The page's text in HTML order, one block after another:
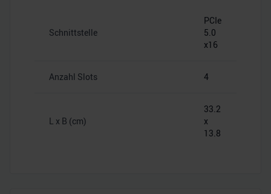
Schnittstelle
PCIe
5.0
x16
Anzahl Slots 4
L x B (cm)
33.2
x
13.8